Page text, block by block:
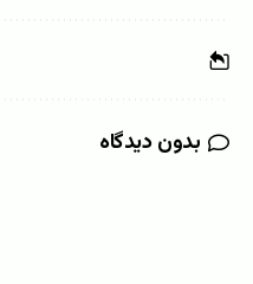
بدون دیدگاه